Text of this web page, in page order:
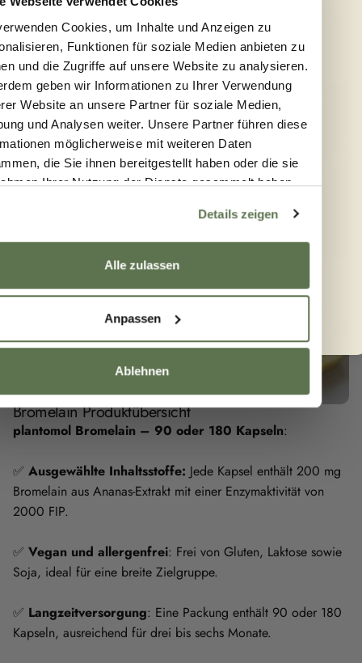
Cookies, um Inhalte und Anzeigen zu
Funktionen für soziale Medien anbieten zu
und die Zugriffe auf unsere Website zu analysieren.
geben wir Informationen zu Ihrer Verwendung
Website an unsere Partner für soziale Medien,
und Analysen weiter. Unsere Partner führen diese
möglicherweise mit weiteren Daten
die Sie ihnen bereitgestellt haben oder die sie
Ihrer Nutzung der Dienste gesammelt haben.
Details zeigen
Alle zulassen
Anpassen
Ablehnen
die Dosierung und passt ideal zu einer bewussten
Ernährungsweise.
Bromelain Produktübersicht
plantomol Bromelain – 90 oder 180 Kapseln:
✅ Ausgewählte Inhaltsstoffe: Jede Kapsel enthält 200 mg
Bromelain aus Ananas-Extrakt mit einer Enzymaktivität von
2000 FIP.
✅ Vegan und allergenfrei: Frei von Gluten, Laktose sowie
Soja, ideal für eine breite Zielgruppe.
✅ Langzeitversorgung: Eine Packung enthält 90 oder 180
Kapseln, ausreichend für drei bis sechs Monate.
Hier für dich:10%-Willkommensrabatt
Jetzt anmelden & Rabatt abholen ⬇️
ANMELDEN & 10% SPAREN